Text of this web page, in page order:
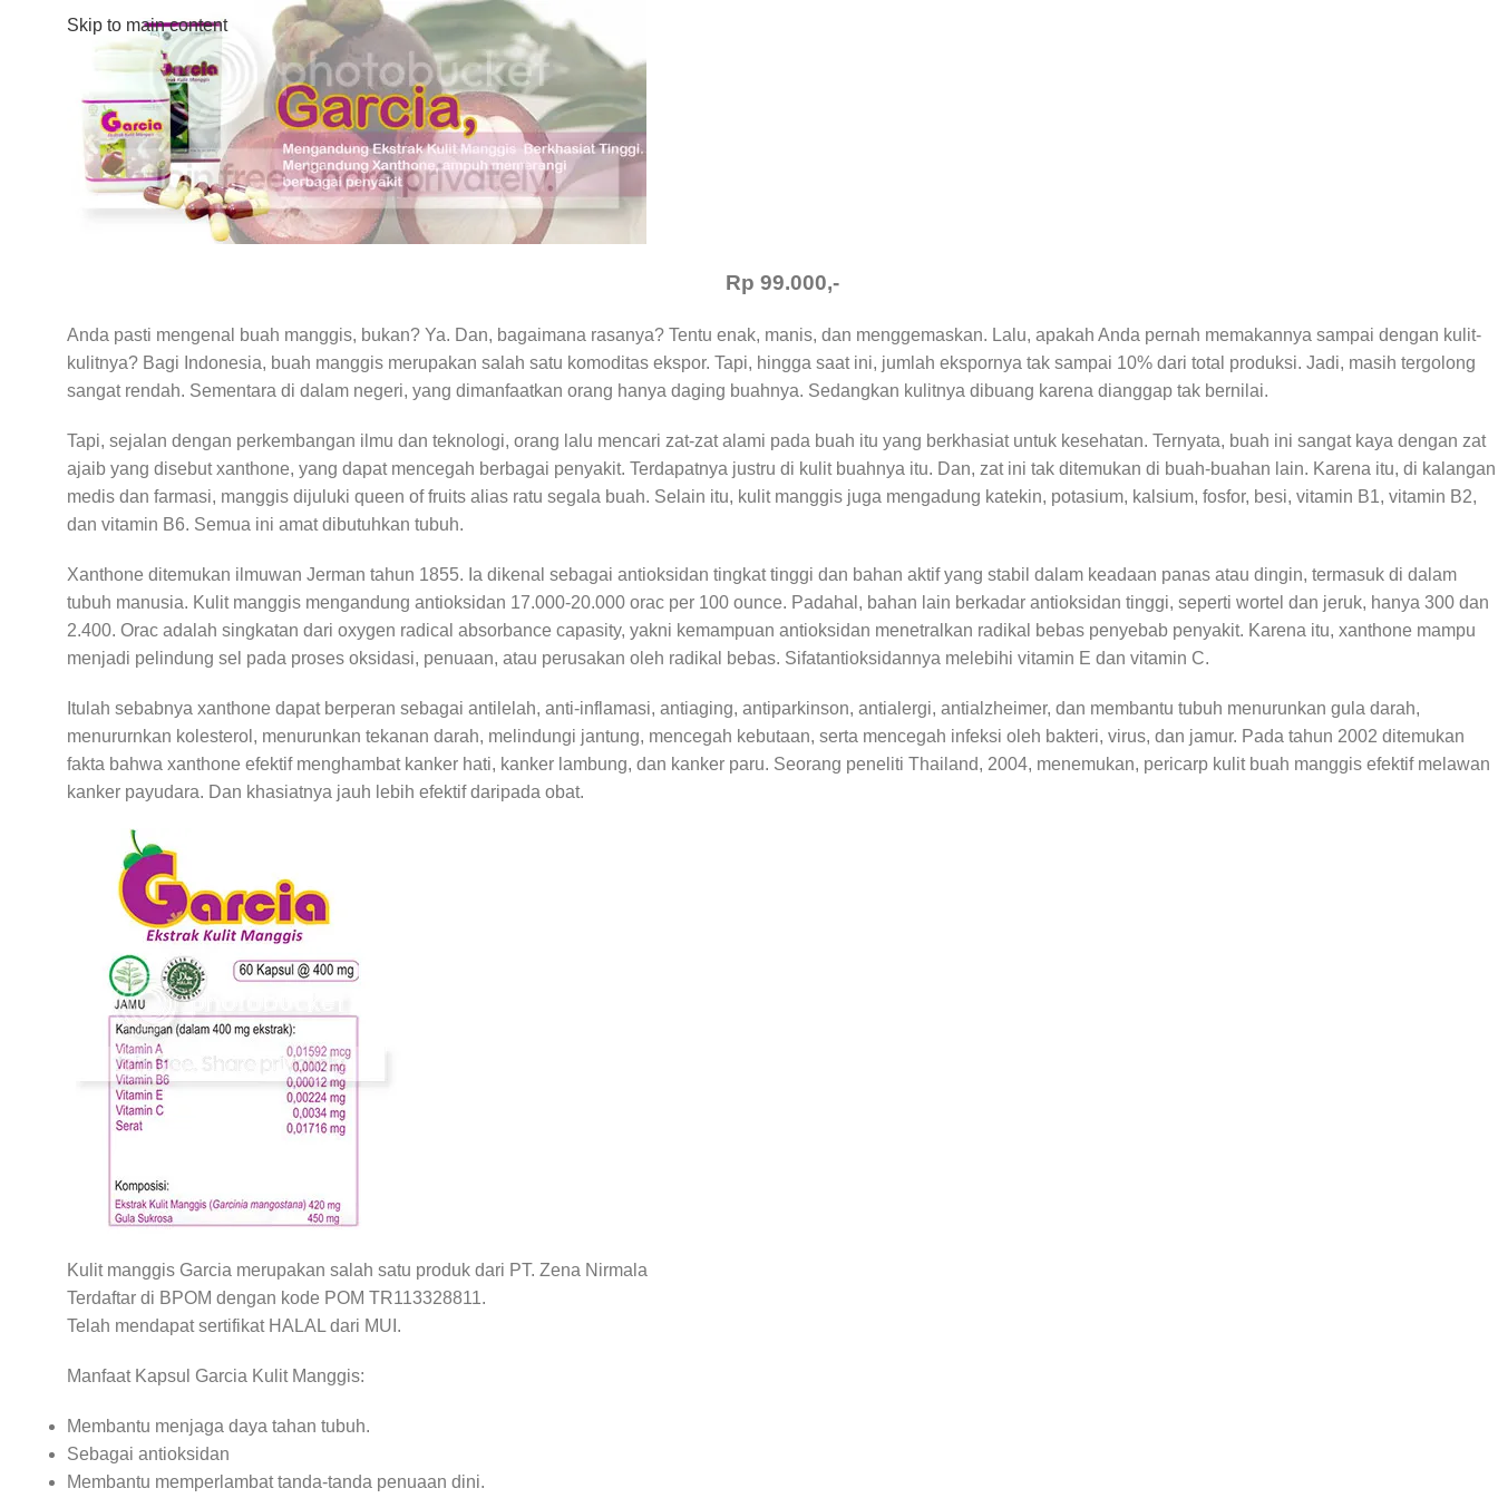
Skip to main content
Rp 99.000,-
Anda pasti mengenal buah manggis, bukan? Ya. Dan, bagaimana rasanya? Tentu enak, manis, dan menggemaskan. Lalu, apakah Anda pernah memakannya sampai dengan kulit-
kulitnya? Bagi Indonesia, buah manggis merupakan salah satu komoditas ekspor. Tapi, hingga saat ini, jumlah ekspornya tak sampai 10% dari total produksi. Jadi, masih tergolong
sangat rendah. Sementara di dalam negeri, yang dimanfaatkan orang hanya daging buahnya. Sedangkan kulitnya dibuang karena dianggap tak bernilai.
Tapi, sejalan dengan perkembangan ilmu dan teknologi, orang lalu mencari zat-zat alami pada buah itu yang berkhasiat untuk kesehatan. Ternyata, buah ini sangat kaya dengan zat
ajaib yang disebut xanthone, yang dapat mencegah berbagai penyakit. Terdapatnya justru di kulit buahnya itu. Dan, zat ini tak ditemukan di buah-buahan lain. Karena itu, di kalangan
medis dan farmasi, manggis dijuluki queen of fruits alias ratu segala buah. Selain itu, kulit manggis juga mengadung katekin, potasium, kalsium, fosfor, besi, vitamin B1, vitamin B2,
dan vitamin B6. Semua ini amat dibutuhkan tubuh.
Xanthone ditemukan ilmuwan Jerman tahun 1855. Ia dikenal sebagai antioksidan tingkat tinggi dan bahan aktif yang stabil dalam keadaan panas atau dingin, termasuk di dalam
tubuh manusia. Kulit manggis mengandung antioksidan 17.000-20.000 orac per 100 ounce. Padahal, bahan lain berkadar antioksidan tinggi, seperti wortel dan jeruk, hanya 300 dan
2.400. Orac adalah singkatan dari oxygen radical absorbance capasity, yakni kemampuan antioksidan menetralkan radikal bebas penyebab penyakit. Karena itu, xanthone mampu
menjadi pelindung sel pada proses oksidasi, penuaan, atau perusakan oleh radikal bebas. Sifatantioksidannya melebihi vitamin E dan vitamin C.
Itulah sebabnya xanthone dapat berperan sebagai antilelah, anti-inflamasi, antiaging, antiparkinson, antialergi, antialzheimer, dan membantu tubuh menurunkan gula darah,
menururnkan kolesterol, menurunkan tekanan darah, melindungi jantung, mencegah kebutaan, serta mencegah infeksi oleh bakteri, virus, dan jamur. Pada tahun 2002 ditemukan
fakta bahwa xanthone efektif menghambat kanker hati, kanker lambung, dan kanker paru. Seorang peneliti Thailand, 2004, menemukan, pericarp kulit buah manggis efektif melawan
kanker payudara. Dan khasiatnya jauh lebih efektif daripada obat.
Kulit manggis Garcia merupakan salah satu produk dari PT. Zena Nirmala
Terdaftar di BPOM dengan kode POM TR113328811.
Telah mendapat sertifikat HALAL dari MUI.
Manfaat Kapsul Garcia Kulit Manggis:
Membantu menjaga daya tahan tubuh.
Sebagai antioksidan
Membantu memperlambat tanda-tanda penuaan dini.